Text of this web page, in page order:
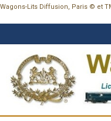
Wagons-Lits Diffusion, Paris © et